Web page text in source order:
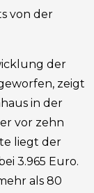
von der
der
zeigt
in der
vor zehn
liegt der
3.965 Euro.
als 80